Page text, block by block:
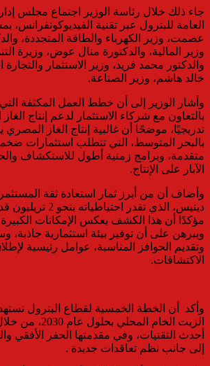
جاء ذلك خلال رئاسة الوزير اجتماع مجلس
العامة للبترول عبر تقنية الفيديوكونفرانس،
عصمت، وزير الكهرباء والطاقة المتجددة،
وزير المالية، والدكتورة منال عوض، وزيرة
والدكتور محمد فريد، وزير الاستثمار
خالد هاشم، وزير الصناعة.
وأشار الوزير إلى أن خطط العمل المكثفة
بالتعاون مع شركاء الاستثمار لدعم إنتاج
تدريجيًا، موضحًا أن غالبية إنتاج الغاز المصري
بالبحر المتوسط، التي تتطلب استثمارات
متقدمة، وبرامج زمنية أطول للاستكشاف
الآبار على الإنتاج.
وأضاف أن من أبرز ثمار استعادة ثقة
دينيس، الذي تقدر
مؤكدًا أن هذا الكشف يعكس الإمكانات الكبيرة
ويبرهن على أن توفير بيئة استثمارية جاذبة،
وتقديم الحوافز المناسبة، عوامل رئيسية
الاكتشافات.
وأكد أن الخطة الخمسية لقطاع البترول
الزيت الخام
أحدث التقنيات، وفي مقدمتها الحفر الأفقي
إلى جانب نظم تعاقدات جديدة .